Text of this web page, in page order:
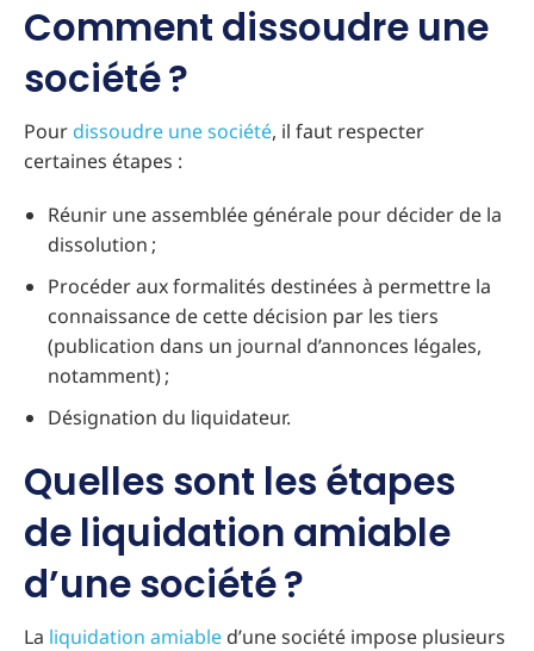
Comment dissoudre une
société ?
Pour dissoudre une société, il faut respecter
certaines étapes :
Réunir une assemblée générale pour décider de la
dissolution ;
Procéder aux formalités destinées à permettre la
connaissance de cette décision par les tiers
(publication dans un journal d’annonces légales,
notamment) ;
Désignation du liquidateur.
Quelles sont les étapes
de liquidation amiable
d’une société ?
La liquidation amiable d’une société impose plusieurs